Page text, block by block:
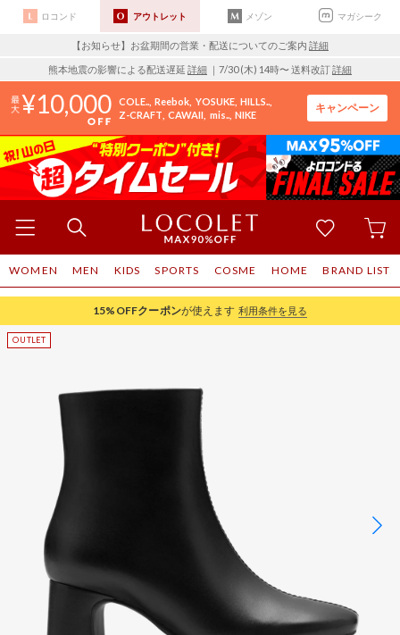
ロコンド アウトレット メゾン マガシーク
【お知らせ】お盆期間の営業・配送についてのご案内 詳細
熊本地震の影響による配送遅延 詳細 ｜7/30 (木) 14時〜 送料改訂詳細
10,000 COLE.. Reebok YOSUKE HILLS..
Z-CRAFT CAWAII mis.. NIKE
キャンペーン
WOMEN MEN KIDS SPORTS COSME HOME BRAND LIST
15%OFFクーポンが使えます 利用条件を見る